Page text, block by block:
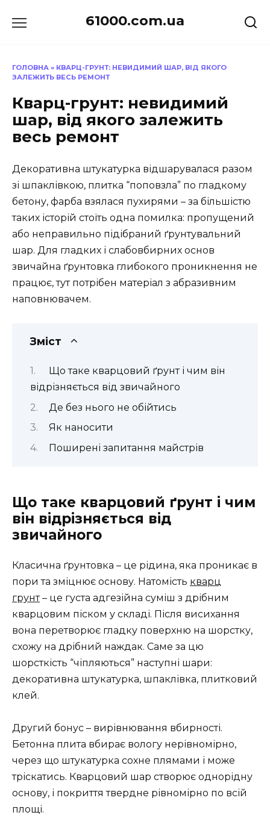
до
61000.com.ua
ГОЛОВНА » КВАРЦ-ГРУНТ: НЕВИДИМИЙ ШАР, ВІД ЯКОГО
ЗАЛЕЖИТЬ ВЕСЬ РЕМОНТ
Кварц-грунт: невидимий
шар, від якого залежить
весь ремонт
Декоративна штукатурка відшарувалася разом
зі шпаклівкою, плитка “поповзла” по гладкому
бетону, фарба взялася пухирями – за більшістю
таких історій стоїть одна помилка: пропущений
або неправильно підібраний ґрунтувальний
шар. Для гладких і слабовбирних основ
звичайна ґрунтовка глибокого проникнення не
працює, тут потрібен матеріал з абразивним
наповнювачем.
Зміст
Що таке кварцовий ґрунт і чим він
відрізняється від звичайного
Де без нього не обійтись
Як наносити
Поширені запитання майстрів
Що таке кварцовий ґрунт і чим
він відрізняється від
звичайного
Класична ґрунтовка – це рідина, яка проникає в
пори та зміцнює основу. Натомість кварц
грунт– це густа адгезійна суміш з дрібним
кварцовим піском у складі. Після висихання
вона перетворює гладку поверхню на шорстку,
схожу на дрібний наждак. Саме за цю
шорсткість “чіпляються” наступні шари:
декоративна штукатурка, шпаклівка, плитковий
клей.
Другий бонус – вирівнювання вбирності.
Бетонна плита вбирає вологу нерівномірно,
через що штукатурка сохне плямами і може
тріскатись. Кварцовий шар створює однорідну
основу, і покриття твердне рівномірно по всій
площі.